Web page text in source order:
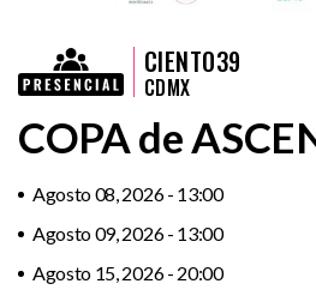
CIENTO39
CDMX
COPA de
Agosto 08, 2026 - 13:00
Agosto 09, 2026 - 13:00
Agosto 15, 2026 - 20:00